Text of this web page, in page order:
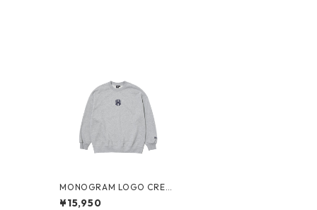
MONOGRAM LOGO CREW
SWEAT (HEATHER GREY)
¥15,950